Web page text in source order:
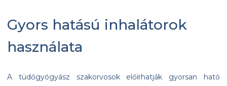
Gyors hatású inhalátorok
használata
A tüdőgyógyász szakorvosok előírhatják gyorsan ható